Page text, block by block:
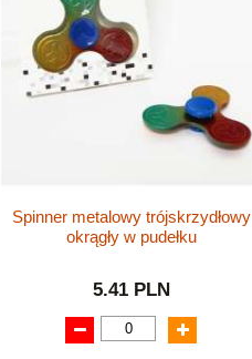
Spinner metalowy trójskrzydłowy
okrągły w pudełku
5.41 PLN